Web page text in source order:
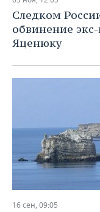
НЕФТЕХИМИЯ
НЕФТЬ
РОЗНИЧНАЯ
ТРАНСПОРТ
УСЛУГИ
НОВОСТИ
IT
МЕДИА
МЕРОПРИЯТИЯ
НОВОСТИ
ВЫЕЗДНАЯ
ONLINE-
ОТКРЫТАЯ
СПОРТ
НОВОСТИ
ХОККЕЙ
БАСКЕТБОЛ
ВОЛЕЙБОЛ
ОБЩЕСТВО
ВЛАСТЬ
ИСТОРИЯ
СЮЖЕТЫ
СПРАВОЧНИК
СПИСОК ПЕРСОН
ПОЛНАЯ ВЕРСИЯ
Следком
обвинение
Яценюку
16 сен, 09:05